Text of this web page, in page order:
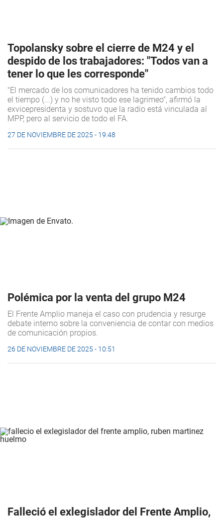
Topolansky sobre el cierre de M24 y el
despido de los trabajadores: "Todos van a
tener lo que les corresponde"
"El mercado de los comunicadores ha tenido cambios todo
el tiempo (...) y no he visto todo ese lagrimeo", afirmó la
exvicepresidenta y sostuvo que la radio está vinculada al
MPP, pero al servicio de todo el FA.
27 DE NOVIEMBRE DE 2025 - 19:48
Polémica por la venta del grupo M24
El Frente Amplio maneja el caso con prudencia y resurge
debate interno sobre la conveniencia de contar con medios
de comunicación propios.
26 DE NOVIEMBRE DE 2025 - 10:51
Falleció el exlegislador del Frente Amplio,